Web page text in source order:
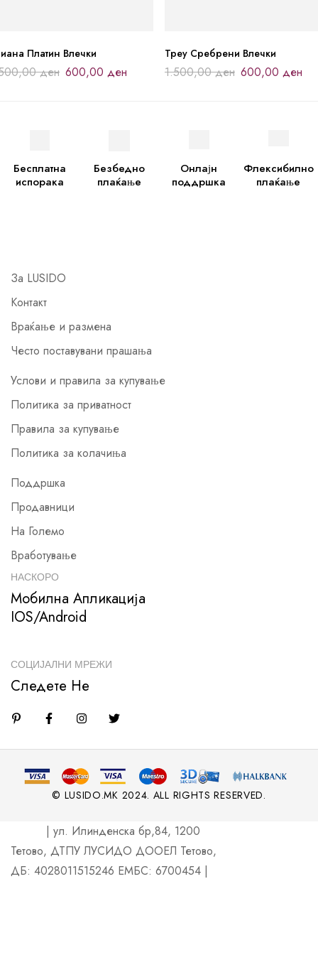
Платин Влечки
ден 600,00 ден
Треу Сребрени Влечки
1.500,00ден 600,00 ден
Бесплатна
испорака
Безбедно
плаќање
Онлајн
поддршка
Флексибилно
плаќање
За LUSIDO
Контакт
Враќање и размена
Често поставувани прашања
Услови и правила за купување
Политика за приватност
Правила за купување
Политика за колачиња
Поддршка
Продавници
На Големо
Вработување
НАСКОРО
Мобилна Апликација
IOS/Android
СОЦИЈАЛНИ МРЕЖИ
Следете Не
© LUSIDO.MK 2024. ALL RIGHTS RESERVED.
| ул. Илинденска бр,84, 1200
Тетово, ДТПУ ЛУСИДО ДООЕЛ Тетово,
ДБ: 4028011515246 ЕМБС: 6700454 |